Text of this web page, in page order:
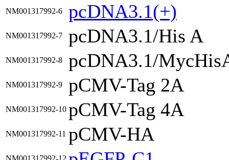
NM001317992-6 pcDNA3.1(+)
NM001317992-7 pcDNA3.1/His A
NM001317992-8 pcDNA3.1/
NM001317992-9 pCMV-Tag 2A
NM001317992-10 pCMV-Tag 4A
NM001317992-11 pCMV-HA